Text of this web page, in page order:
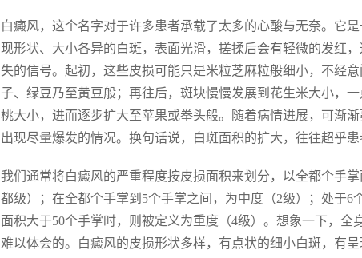
白癜风，这个名字对于许多患者承载了太多的心酸与无奈。它
现形状、大小各异的白斑，表面光滑，搓揉后会有轻微的发红
失的信号。起初，这些皮损可能只是米粒芝麻粒般细小，不经
子、绿豆乃至黄豆般；再往后，斑块慢慢发展到花生米大小，
桃大小，进而逐步扩大至苹果或拳头般。随着病情进展，可渐
出现尽量爆发的情况。换句话说，白斑面积的扩大，往往超乎患
我们通常将白癜风的严重程度按皮损面积来划分，以全都个手
都级）；在全都个手掌到5个手掌之间，为中度（2级）；处于
面积大于50个手掌时，则被定义为重度（4级）。想象一下，
难以体会的。白癜风的皮损形状多样，有点状的细小白斑，有